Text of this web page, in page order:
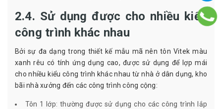
2.4. Sử dụng được cho nhiều kiểu
công trình khác nhau
Bởi sự đa dạng trong thiết kế mẫu mã nên tôn Vitek màu
xanh rêu có tính ứng dụng cao, được sử dụng để lợp mái
cho nhiều kiểu công trình khác nhau từ nhà ở dân dụng, kho
bãi nhà xưởng đến các công trình công cộng:
Tôn 1 lớp: thường được sử dụng cho các công trình lắp